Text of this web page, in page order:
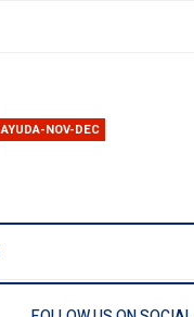
AYUDA-NOV-DEC